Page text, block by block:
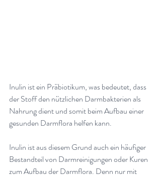
Inulin ist ein Präbiotikum, was bedeutet, dass
der Stoff den nützlichen Darmbakterien als
Nahrung dient und somit beim Aufbau einer
gesunden Darmflora helfen kann.
Inulin ist aus diesem Grund auch ein häufiger
Bestandteil von Darmreinigungen oder Kuren
zum Aufbau der Darmflora. Denn nur mit